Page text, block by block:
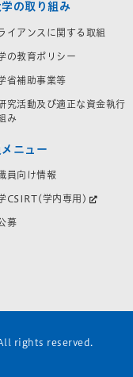
の取り組み
イアンスに関する取組
の教育ポリシー
省補助事業等
究活動及び適正な資金執行
み
ニュー
員向け情報
CSIRT(学内専用)
募
rights reserved.